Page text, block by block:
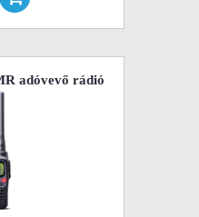
adóvevő rádió